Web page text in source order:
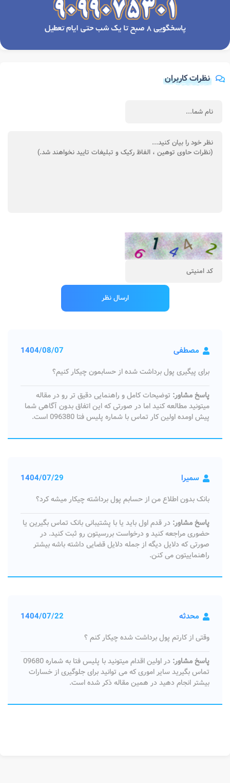
نظرات کاربران
مصطفی 1404/08/07
برای پیگیری پول برداشت شده از حسابمون چیکار کنیم؟
پاسخ مشاور: توضیحات کامل و راهنمایی دقیق تر رو در مقاله
میتونید مطالعه کنید اما در صورتی که این اتفاق بدون آگاهی شما
پیش اومده اولین کار تماس با شماره پلیس فتا 096380 است.
سمیرا 1404/07/29
بانک بدون اطلاع من از حسابم پول برداشته چیکار میشه کرد؟
پاسخ مشاور: در قدم اول باید یا با پشتیبانی بانک تماس بگیرین یا
حضوری مراجعه کنید و درخواست بررسیتون رو ثبت کنید. در
صورتی که دلایل دیگه از جمله دلایل قضایی داشته باشه بیشتر
راهنماییتون می کنن.
محدثه 1404/07/22
وقتی از کارتم پول برداشت شده چیکار کنم ؟
پاسخ مشاور:
در اولین اقدام میتونید با پلیس فتا به شماره 09680
تماس بگیرید سایر اموری که می توانید برای جلوگیری از خسارات
بیشتر انجام دهید در همین مقاله ذکر شده است.